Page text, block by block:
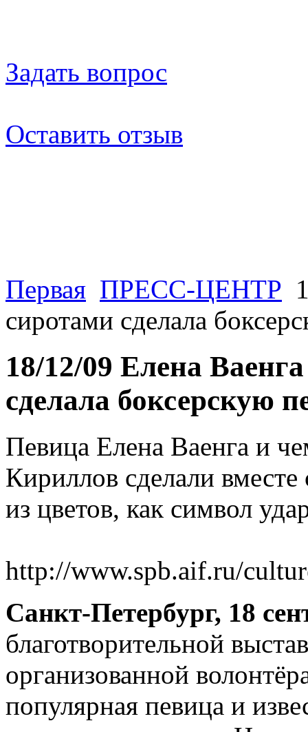
Задать вопрос
Оставить отзыв
Первая ПРЕСС-ЦЕНТР
сиротами сделала
18/12/09 Елена
сделала боксерскую
Певица Елена Ваенга и
Кириллов сделали
из цветов, как символ
http://www.spb.aif.ru/
Санкт-Петербург, 18
благотворительной
организованной
популярная певица и